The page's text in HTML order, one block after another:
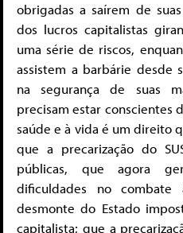
obrigadas a saírem de
dos lucros capitalistas
uma série de riscos,
assistem a barbárie desde
na segurança de suas
precisam estar conscientes
saúde e à vida é um direito
que a precarização do
públicas, que agora
dificuldades no
desmonte do Estado
capitalista; que a